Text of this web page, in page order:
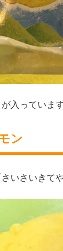
入っていま
ン
いさいきて